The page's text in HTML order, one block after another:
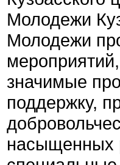
Молодежи
Молодежи
значимые
поддержку,
насыщенных